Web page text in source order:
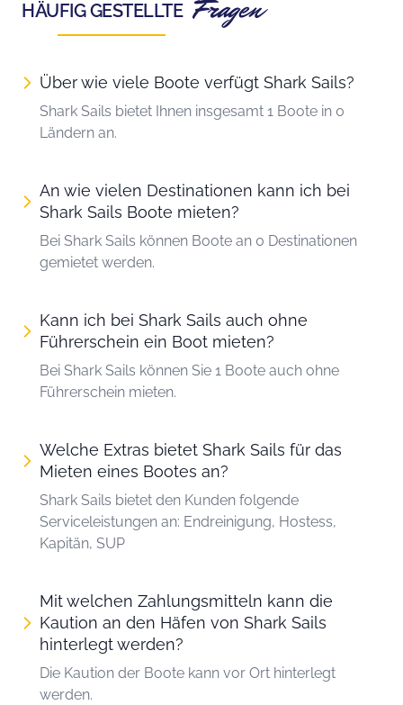
HÄUFIG GESTELLTE Fragen
Über wie viele Boote verfügt Shark Sails?
Shark Sails bietet Ihnen insgesamt 1 Boote in 0
Ländern an.
An wie vielen Destinationen kann ich bei
Shark Sails Boote mieten?
Bei Shark Sails können Boote an 0 Destinationen
gemietet werden.
Kann ich bei Shark Sails auch ohne
Führerschein ein Boot mieten?
Bei Shark Sails können Sie 1 Boote auch ohne
Führerschein mieten.
Welche Extras bietet Shark Sails für das
Mieten eines Bootes an?
Shark Sails bietet den Kunden folgende
Serviceleistungen an: Endreinigung, Hostess,
Kapitän, SUP
Mit welchen Zahlungsmitteln kann die
Kaution an den Häfen von Shark Sails
hinterlegt werden?
Die Kaution der Boote kann vor Ort hinterlegt
werden.